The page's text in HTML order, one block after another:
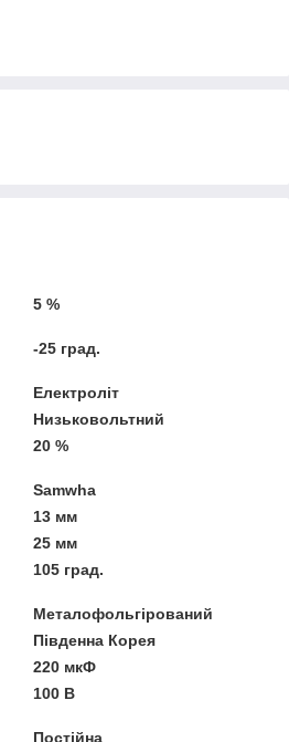
5 %
-25 град.
Електроліт
Низьковольтний
20 %
Samwha
13 мм
25 мм
105 град.
Металофольгірований
Південна Корея
220 мкФ
100 В
Постійна